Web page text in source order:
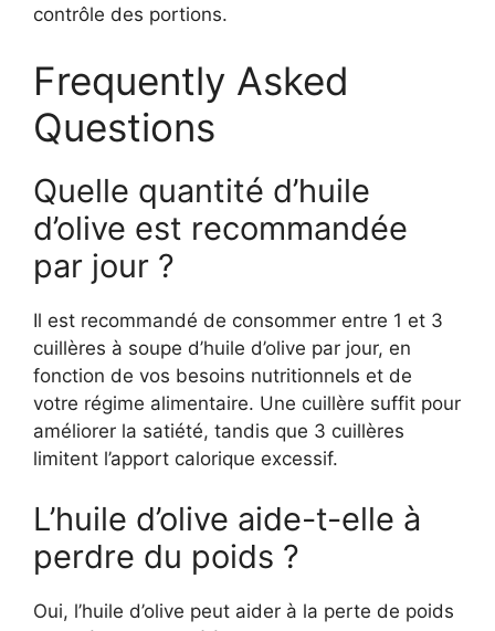
contrôle des portions.
Frequently Asked
Questions
Quelle quantité d’huile
d’olive est recommandée
par jour ?
Il est recommandé de consommer entre 1 et 3
cuillères à soupe d’huile d’olive par jour, en
fonction de vos besoins nutritionnels et de
votre régime alimentaire. Une cuillère suffit pour
améliorer la satiété, tandis que 3 cuillères
limitent l’apport calorique excessif.
L’huile d’olive aide-t-elle à
perdre du poids ?
Oui, l’huile d’olive peut aider à la perte de poids